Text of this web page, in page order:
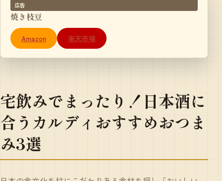
広告
焼き枝豆
Amazon 楽天市場
宅飲みでまったり！日本酒に
合うカルディおすすめおつま
み3選